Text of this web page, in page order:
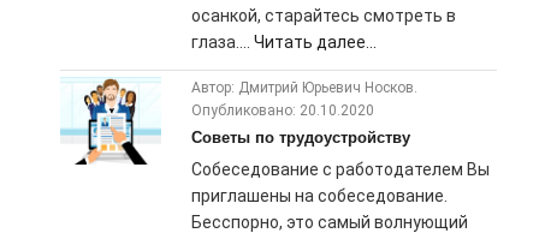
осанкой, старайтесь смотреть в
глаза.... Читать далее...
Автор: Дмитрий Юрьевич Носков.
Опубликовано: 20.10.2020
Советы по трудоустройству
Собеседование с работодателем Вы
приглашены на собеседование.
Бесспорно, это самый волнующий